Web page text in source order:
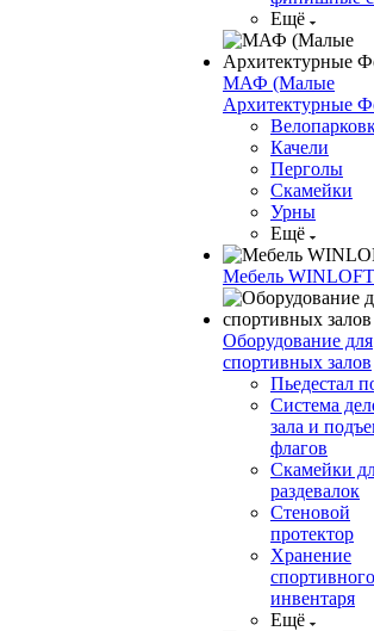
Ещё
МАФ (Малые
Архитектурные
Качели
Перголы
Скамейки
Урны
Ещё
Мебель WINLOFT
Оборудование для
спортивных залов
Пьедестал
Система
зала и
флагов
Скамейки
раздевалок
Стеновой
протектор
Хранение
спортивного
инвентаря
Ещё